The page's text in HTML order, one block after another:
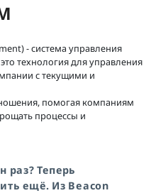
- система управления
технология для управления
с текущими и
помогая компаниям
процессы и
раз? Теперь
ещё. Из Beacon